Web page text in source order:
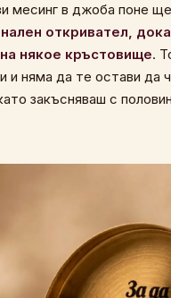
месинг в джоба поне
откривател,
някое кръстовище.
и няма да те остави да
закъсняваш с